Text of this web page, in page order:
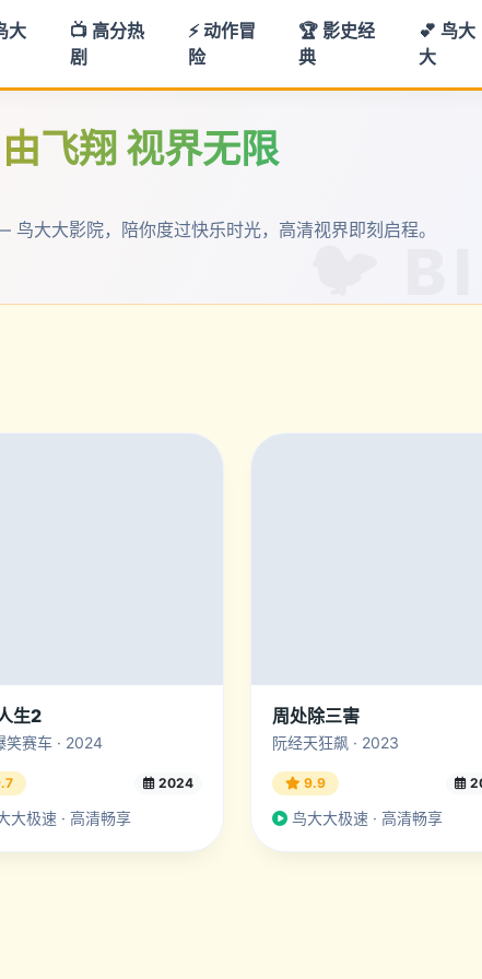
大
📺 高分热
剧
⚡ 动作冒
险
🏆 影史经
典
💕 鸟大
大
飞翔 视界无限
大大影院，陪你度过快乐时光，高清视界即刻启程。
生2
笑赛车 · 2024
2024
大极速 · 高清畅享
周处除三害
阮经天狂飙 · 2023
9.9
鸟大大极速 · 高清畅享